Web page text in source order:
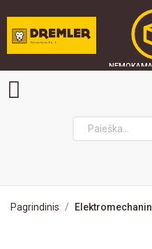
Pagrindinis